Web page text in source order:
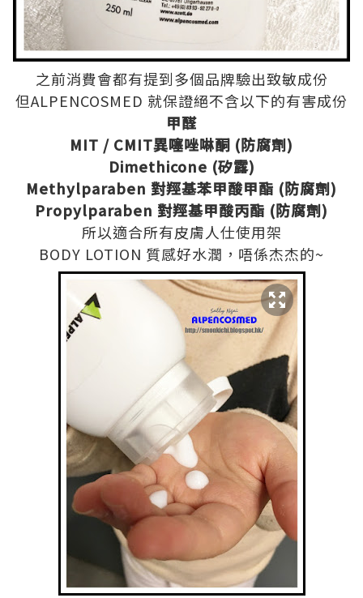
之前消費會都有提到多個品牌驗出致敏成份
但ALPENCOSMED 就保證絕不含以下的有害成份
甲醛
MIT / CMIT異噻唑啉酮 (防腐劑)
Dimethicone (矽露)
Methylparaben 對羥基苯甲酸甲酯 (防腐劑)
Propylparaben 對羥基甲酸丙酯 (防腐劑)
所以適合所有皮膚人仕使用架
BODY LOTION 質感好水潤，唔係杰杰的~